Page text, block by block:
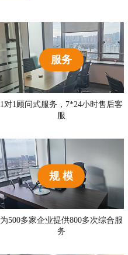
服务
1对1顾问式服务，7*24小时售后客
服
规 模
为500多家企业提供800多次综合服
务